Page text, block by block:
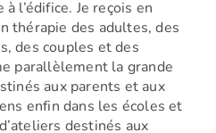
l’édifice. Je reçois en
thérapie des adultes, des
des couples et des
parallèlement la grande
aux parents et aux
enfin dans les écoles et
destinés aux